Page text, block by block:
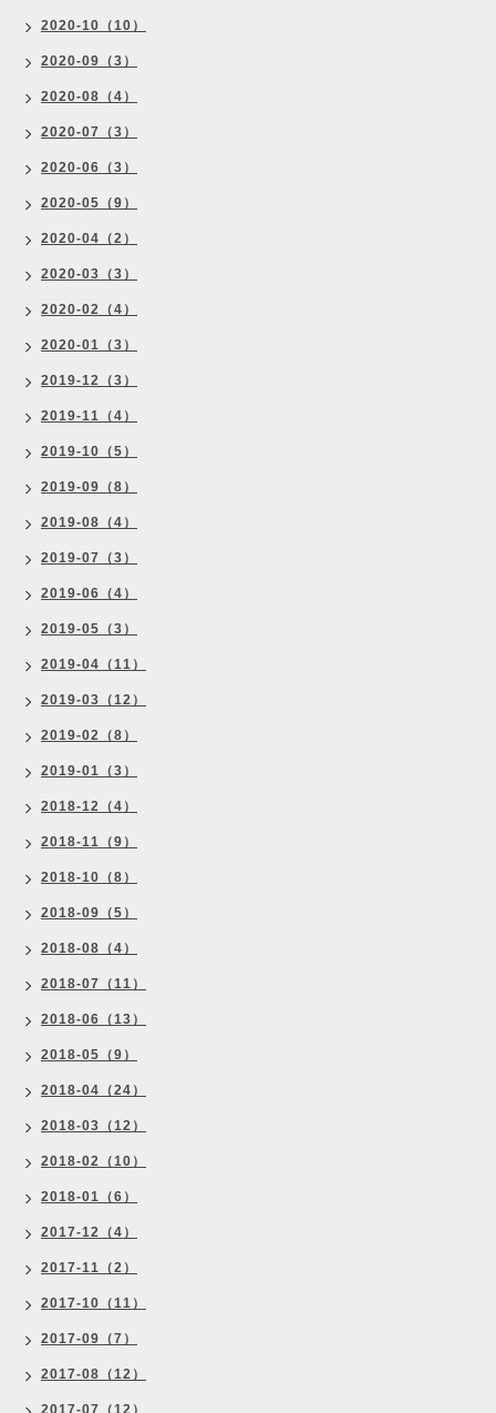
2020-10（10）
2020-09（3）
2020-08（4）
2020-07（3）
2020-06（3）
2020-05（9）
2020-04（2）
2020-03（3）
2020-02（4）
2020-01（3）
2019-12（3）
2019-11（4）
2019-10（5）
2019-09（8）
2019-08（4）
2019-07（3）
2019-06（4）
2019-05（3）
2019-04（11）
2019-03（12）
2019-02（8）
2019-01（3）
2018-12（4）
2018-11（9）
2018-10（8）
2018-09（5）
2018-08（4）
2018-07（11）
2018-06（13）
2018-05（9）
2018-04（24）
2018-03（12）
2018-02（10）
2018-01（6）
2017-12（4）
2017-11（2）
2017-10（11）
2017-09（7）
2017-08（12）
2017-07（12）